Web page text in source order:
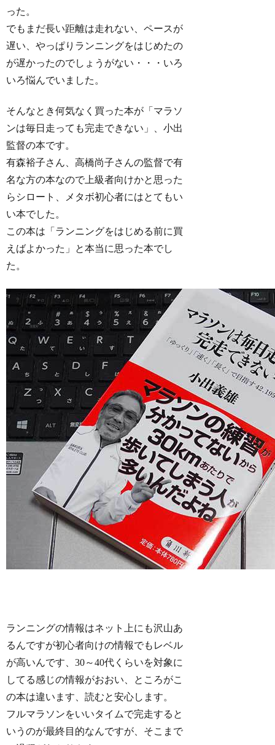
った。
でもまだ長い距離は走れない、ペースが
遅い、やっぱりランニングをはじめたの
が遅かったのでしょうがない・・・いろ
いろ悩んでいました。
そんなとき何気なく買った本が「マラソ
ンは毎日走っても完走できない」、小出
監督の本です。
有森裕子さん、高橋尚子さんの監督で有
名な方の本なので上級者向けかと思った
らシロート、メタボ初心者にはとてもい
い本でした。
この本は「ランニングをはじめる前に買
えばよかった」と本当に思った本でし
た。
ランニングの情報はネット上にも沢山あ
るんですが初心者向けの情報でもレベル
が高いんです、30～40代くらいを対象に
してる感じの情報がおおい、ところがこ
の本は違います、読むと安心します。
フルマラソンをいいタイムで完走すると
いうのが最終目的なんですが、そこまで